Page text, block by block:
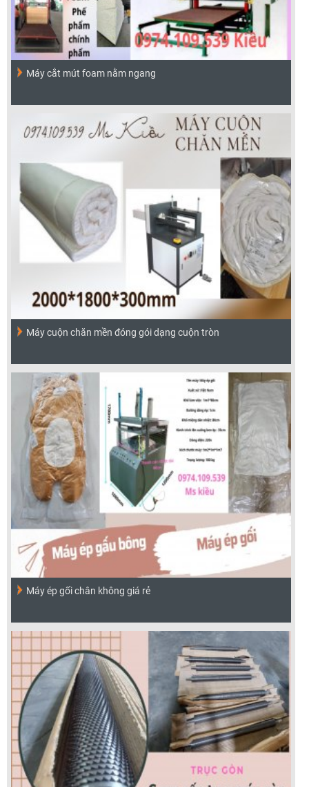
Máy cắt mút foam nằm ngang
Máy cuộn chăn mền đóng gói dạng cuộn tròn
Máy ép gối chân không giá rẻ